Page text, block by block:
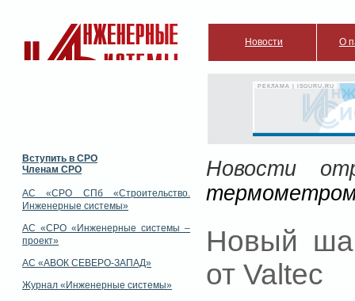
Новости О
РЕКЛАМА | ISGURU.RU
Вступить в СРО
Членам СРО
АС «СРО СПб «Строительство.
Инженерные системы»
АС «СРО «Инженерные системы –
проект»
АС «АВОК СЕВЕРО-ЗАПАД»
Журнал «Инженерные системы»
Новости
Новый
от Valtec